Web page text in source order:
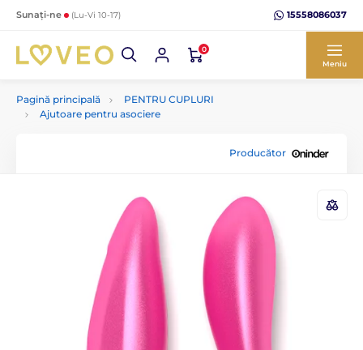
Sunați-ne (Lu-Vi 10-17) 15558086037
0
Meniu
Pagină principală
PENTRU CUPLURI
Ajutoare pentru asociere
Producător